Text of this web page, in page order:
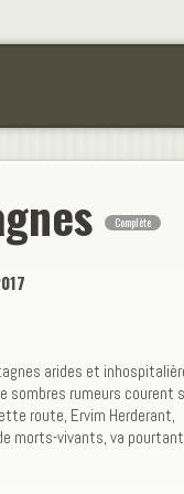
Complète
arides et
sombres rumeurs courent
route, Ervim Herderant,
morts-vivants, va pourtant
pilleur de tombes, les
puissent être les dangers à